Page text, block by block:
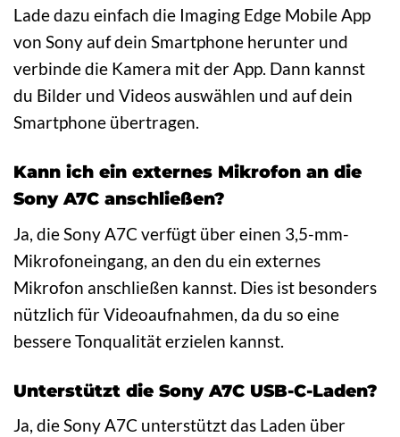
Lade dazu einfach die Imaging Edge Mobile App
von Sony auf dein Smartphone herunter und
verbinde die Kamera mit der App. Dann kannst
du Bilder und Videos auswählen und auf dein
Smartphone übertragen.
Kann ich ein externes Mikrofon an die
Sony A7C anschließen?
Ja, die Sony A7C verfügt über einen 3,5-mm-
Mikrofoneingang, an den du ein externes
Mikrofon anschließen kannst. Dies ist besonders
nützlich für Videoaufnahmen, da du so eine
bessere Tonqualität erzielen kannst.
Unterstützt die Sony A7C USB-C-Laden?
Ja, die Sony A7C unterstützt das Laden über